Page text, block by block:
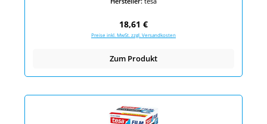
Regulärer Preis:
18,61 €
Preise inkl. MwSt. zzgl. Versandkosten
Zum Produkt